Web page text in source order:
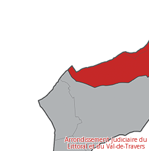
Arrondissement judiciaire du
Littoral et du Val-de-Travers